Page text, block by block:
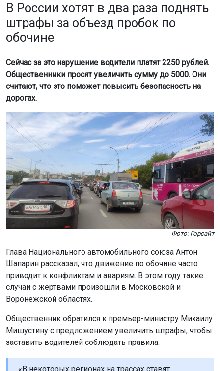
В России хотят в два раза поднять
штрафы за объезд пробок по
обочине
Сейчас за это нарушение водители платят 2250 рублей.
Общественники просят увеличить сумму до 5000. Они
считают, что это поможет повысить безопасность на
дорогах.
Фото: Горсайт
Глава Национального автомобильного союза Антон
Шапарин рассказал, что движение по обочине часто
приводит к конфликтам и авариям. В этом году такие
случаи с жертвами произошли в Московской и
Воронежской областях.
Общественник обратился к премьер-министру Михаилу
Мишустину с предложением увеличить штрафы, чтобы
заставить водителей соблюдать правила.
«В некоторых регионах на трассах ставят